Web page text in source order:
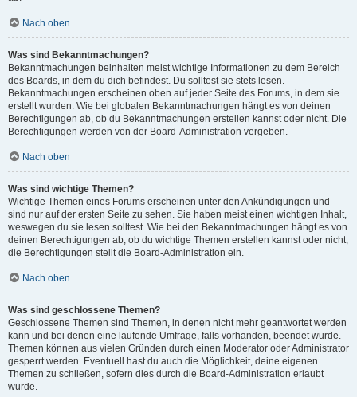
Nach oben
Was sind Bekanntmachungen?
Bekanntmachungen beinhalten meist wichtige Informationen zu dem Bereich
des Boards, in dem du dich befindest. Du solltest sie stets lesen.
Bekanntmachungen erscheinen oben auf jeder Seite des Forums, in dem sie
erstellt wurden. Wie bei globalen Bekanntmachungen hängt es von deinen
Berechtigungen ab, ob du Bekanntmachungen erstellen kannst oder nicht. Die
Berechtigungen werden von der Board-Administration vergeben.
Nach oben
Was sind wichtige Themen?
Wichtige Themen eines Forums erscheinen unter den Ankündigungen und
sind nur auf der ersten Seite zu sehen. Sie haben meist einen wichtigen Inhalt,
weswegen du sie lesen solltest. Wie bei den Bekanntmachungen hängt es von
deinen Berechtigungen ab, ob du wichtige Themen erstellen kannst oder nicht;
die Berechtigungen stellt die Board-Administration ein.
Nach oben
Was sind geschlossene Themen?
Geschlossene Themen sind Themen, in denen nicht mehr geantwortet werden
kann und bei denen eine laufende Umfrage, falls vorhanden, beendet wurde.
Themen können aus vielen Gründen durch einen Moderator oder Administrator
gesperrt werden. Eventuell hast du auch die Möglichkeit, deine eigenen
Themen zu schließen, sofern dies durch die Board-Administration erlaubt
wurde.